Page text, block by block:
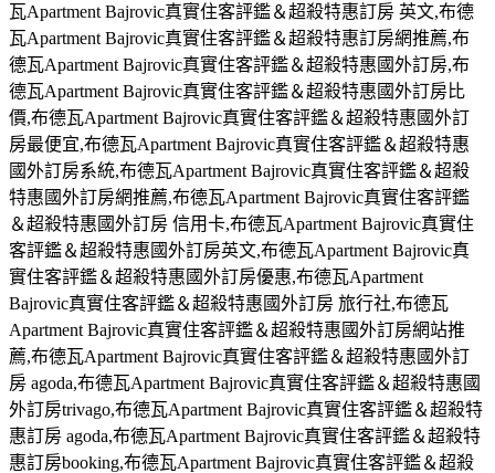
瓦Apartment Bajrovic真實住客評鑑＆超殺特惠訂房 英文,布德
瓦Apartment Bajrovic真實住客評鑑＆超殺特惠訂房網推薦,布
德瓦Apartment Bajrovic真實住客評鑑＆超殺特惠國外訂房,布
德瓦Apartment Bajrovic真實住客評鑑＆超殺特惠國外訂房比
價,布德瓦Apartment Bajrovic真實住客評鑑＆超殺特惠國外訂
房最便宜,布德瓦Apartment Bajrovic真實住客評鑑＆超殺特惠
國外訂房系統,布德瓦Apartment Bajrovic真實住客評鑑＆超殺
特惠國外訂房網推薦,布德瓦Apartment Bajrovic真實住客評鑑
＆超殺特惠國外訂房 信用卡,布德瓦Apartment Bajrovic真實住
客評鑑＆超殺特惠國外訂房英文,布德瓦Apartment Bajrovic真
實住客評鑑＆超殺特惠國外訂房優惠,布德瓦Apartment
Bajrovic真實住客評鑑＆超殺特惠國外訂房 旅行社,布德瓦
Apartment Bajrovic真實住客評鑑＆超殺特惠國外訂房網站推
薦,布德瓦Apartment Bajrovic真實住客評鑑＆超殺特惠國外訂
房 agoda,布德瓦Apartment Bajrovic真實住客評鑑＆超殺特惠國
外訂房trivago,布德瓦Apartment Bajrovic真實住客評鑑＆超殺特
惠訂房 agoda,布德瓦Apartment Bajrovic真實住客評鑑＆超殺特
惠訂房booking,布德瓦Apartment Bajrovic真實住客評鑑＆超殺